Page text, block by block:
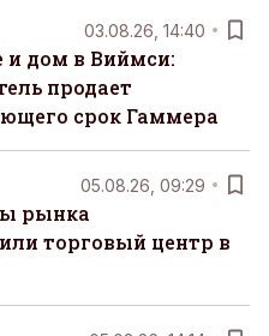
03.08.26, 14:40
и дом в Виймси:
продает
срок Гаммера
05.08.26, 09:29
рынка
торговый центр в